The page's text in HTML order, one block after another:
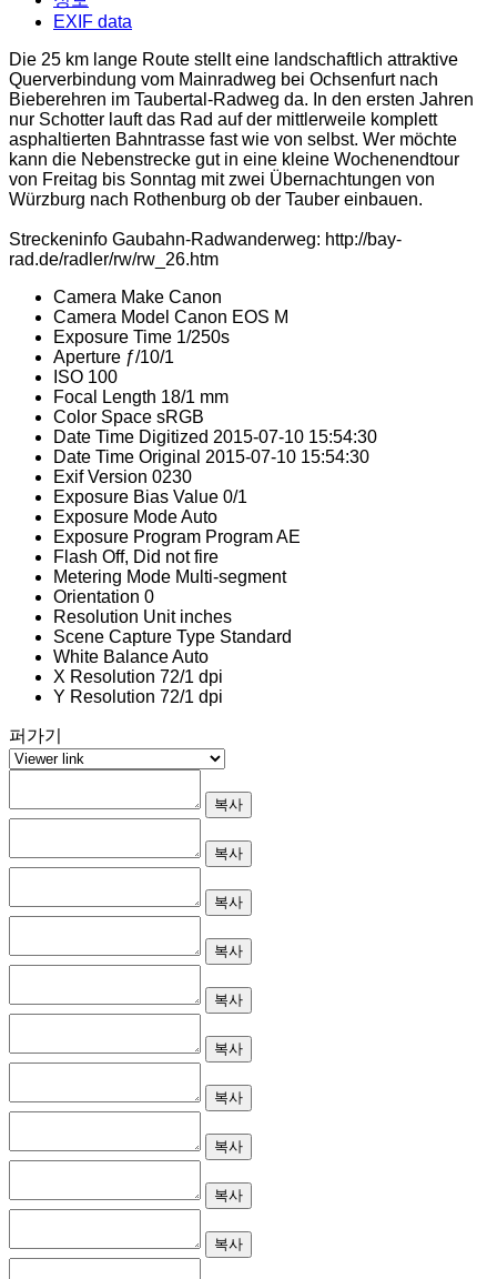
EXIF data
Die 25 km lange Route stellt eine landschaftlich attraktive
Querverbindung vom Mainradweg bei Ochsenfurt nach
Bieberehren im Taubertal-Radweg da. In den ersten Jahren
nur Schotter lauft das Rad auf der mittlerweile komplett
asphaltierten Bahntrasse fast wie von selbst. Wer möchte
kann die Nebenstrecke gut in eine kleine Wochenendtour
von Freitag bis Sonntag mit zwei Übernachtungen von
Würzburg nach Rothenburg ob der Tauber einbauen.
Streckeninfo Gaubahn-Radwanderweg: http://bay-
rad.de/radler/rw/rw_26.htm
Camera Make Canon
Camera Model Canon EOS M
Exposure Time 1/250s
Aperture ƒ/10/1
ISO 100
Focal Length 18/1 mm
Color Space sRGB
Date Time Digitized 2015-07-10 15:54:30
Date Time Original 2015-07-10 15:54:30
Exif Version 0230
Exposure Bias Value 0/1
Exposure ModeAuto
Exposure Program Program AE
Flash Off, Did not fire
Metering Mode Multi-segment
Orientation 0
Resolution Unit inches
Scene Capture Type Standard
White BalanceAuto
X Resolution 72/1 dpi
Y Resolution 72/1 dpi
퍼가기
복사
복사
복사
복사
복사
복사
복사
복사
복사
복사